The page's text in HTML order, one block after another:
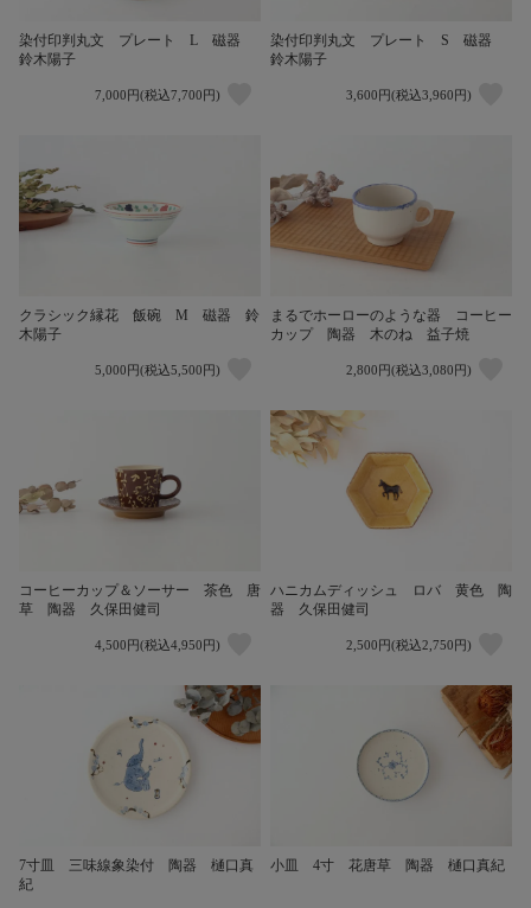
染付印判丸文 プレート L 磁器
鈴木陽子
7,000円(税込7,700円)
染付印判丸文 プレート S 磁器
鈴木陽子
3,600円(税込3,960円)
クラシック縁花 飯碗 M 磁器 鈴
木陽子
5,000円(税込5,500円)
まるでホーローのような器 コーヒー
カップ 陶器 木のね 益子焼
2,800円(税込3,080円)
コーヒーカップ＆ソーサー 茶色 唐
草 陶器 久保田健司
4,500円(税込4,950円)
ハニカムディッシュ ロバ 黄色 陶
器 久保田健司
2,500円(税込2,750円)
7寸皿 三味線象染付 陶器 樋口真
紀
小皿 4寸 花唐草 陶器 樋口真紀